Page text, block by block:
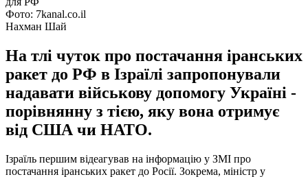
Фото: 7kanal.co.il
Нахман Шай
На тлі чуток про постачання іранських
ракет до РФ в Ізраїлі запропонували
надавати військову допомогу Україні -
порівнянну з тією, яку вона отримує
від США чи НАТО.
Ізраїль першим відеагував на інформацію у ЗМІ про
постачання іранських ракет до Росії. Зокрема, міністр у